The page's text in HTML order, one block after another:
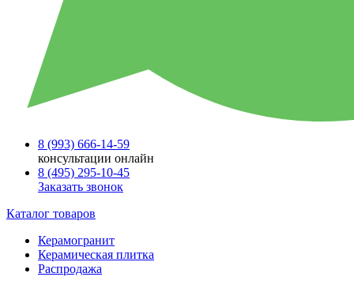
8 (993) 666-14-59
консультации онлайн
8 (495) 295-10-45
Заказать звонок
Каталог товаров
Керамогранит
Керамическая плитка
Распродажа